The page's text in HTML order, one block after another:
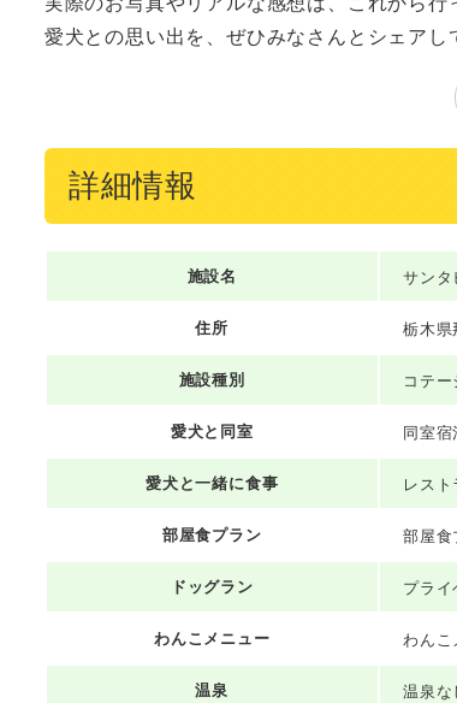
愛犬との思い出を、ぜひみなさんとシェアし
詳細情報
施設名 サンタ
住所 栃木
施設種別 コテ
愛犬と同室 同室
愛犬と一緒に食事 レス
部屋食プラン 部屋食
ドッグラン プラ
わんこメニュー わんこ
温泉 温泉な